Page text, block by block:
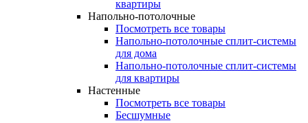
квартиры
Напольно-потолочные
Посмотреть все товары
Напольно-потолочные сплит-системы
для дома
Напольно-потолочные сплит-системы
для квартиры
Настенные
Посмотреть все товары
Бесшумные